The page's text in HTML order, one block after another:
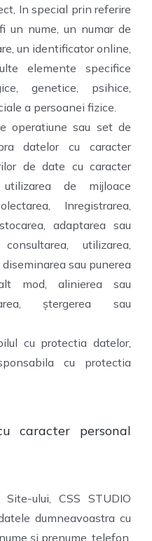
In special prin referire
un nume, un numar de
un identificator online,
elemente specifice
genetice, psihice,
a persoanei fizice.
operatiune sau set de
datelor cu caracter
de date cu caracter
de mijloace
Inregistrarea,
adaptarea sau
utilizarea,
sau punerea
mod, alinierea sau
ștergerea sau
cu protectia datelor,
cu protectia
caracter personal
ului, CSS STUDIO
dumneavoastra cu
şi prenume, telefon,